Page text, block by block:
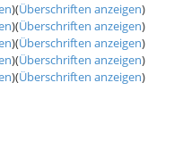
)(Überschriften anzeigen)
)(Überschriften anzeigen)
)(Überschriften anzeigen)
)(Überschriften anzeigen)
)(Überschriften anzeigen)